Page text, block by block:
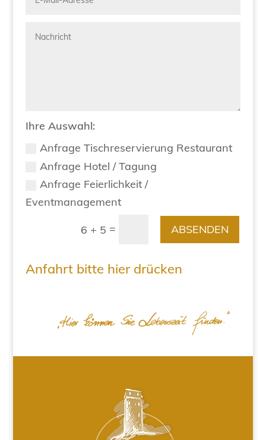
Ihre Auswahl:
Anfrage Tischreservierung Restaurant
Anfrage Hotel / Tagung
Anfrage Feierlichkeit /
Eventmanagement
6 + 5 = ABSENDEN
Anfahrt bitte hier drücken